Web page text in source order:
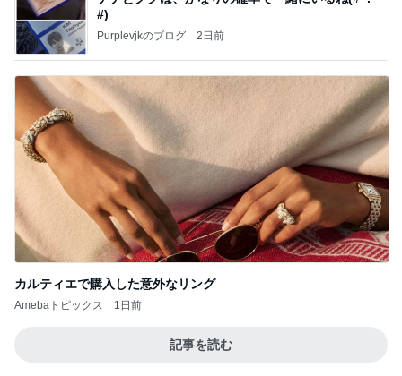
#)
Purplevjkのブログ 2日前
カルティエで購入した意外なリング
Amebaトピックス 1日前
記事を読む